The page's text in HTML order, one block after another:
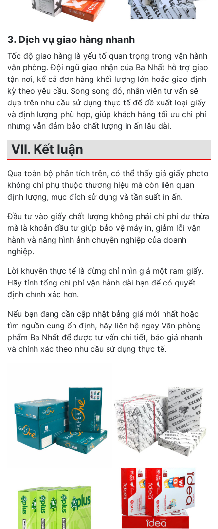
3. Dịch vụ giao hàng nhanh
Tốc độ giao hàng là yếu tố quan trọng trong vận hành
văn phòng. Đội ngũ giao nhận của Ba Nhất hỗ trợ giao
tận nơi, kể cả đơn hàng khối lượng lớn hoặc giao định
kỳ theo yêu cầu. Song song đó, nhân viên tư vấn sẽ
dựa trên nhu cầu sử dụng thực tế để đề xuất loại giấy
và định lượng phù hợp, giúp khách hàng tối ưu chi phí
nhưng vẫn đảm bảo chất lượng in ấn lâu dài.
VII. Kết luận
Qua toàn bộ phân tích trên, có thể thấy giá giấy photo
không chỉ phụ thuộc thương hiệu mà còn liên quan
định lượng, mục đích sử dụng và tần suất in ấn.
Đầu tư vào giấy chất lượng không phải chi phí dư thừa
mà là khoản đầu tư giúp bảo vệ máy in, giảm lỗi vận
hành và nâng hình ảnh chuyên nghiệp của doanh
nghiệp.
Lời khuyên thực tế là đừng chỉ nhìn giá một ram giấy.
Hãy tính tổng chi phí vận hành dài hạn để có quyết
định chính xác hơn.
Nếu bạn đang cần cập nhật bảng giá mới nhất hoặc
tìm nguồn cung ổn định, hãy liên hệ ngay Văn phòng
phẩm Ba Nhất để được tư vấn chi tiết, báo giá nhanh
và chính xác theo nhu cầu sử dụng thực tế.